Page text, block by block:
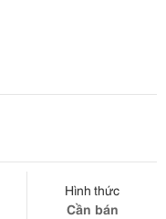
Hình thức
Cần bán